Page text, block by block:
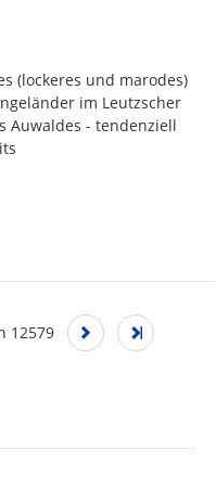
(lockeres und marodes)
im Leutzscher
Auwaldes - tendenziell
12579